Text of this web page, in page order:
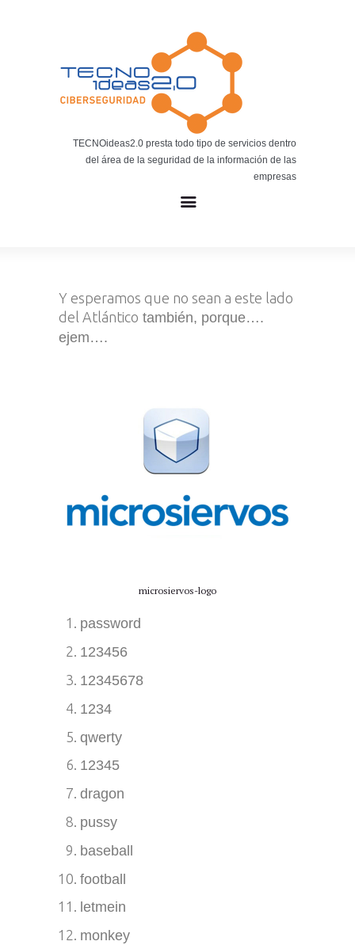
TECNOideas2.0 presta todo tipo de servicios dentro
del área de la seguridad de la información de las
empresas
BLOG TECNOIDEAS
Noticias tecnológicas.
Y esperamos que no sean a este lado
del Atlántico también, porque….
ejem….
microsiervos-logo
password
123456
12345678
1234
qwerty
12345
dragon
pussy
baseball
football
letmein
monkey